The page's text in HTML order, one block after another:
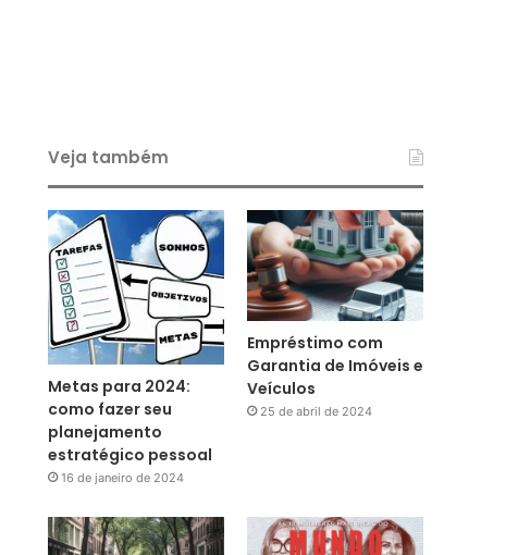
Veja também
Metas para 2024:
como fazer seu
planejamento
estratégico pessoal
16 de janeiro de 2024
Empréstimo com
Garantia de Imóveis e
Veículos
25 de abril de 2024